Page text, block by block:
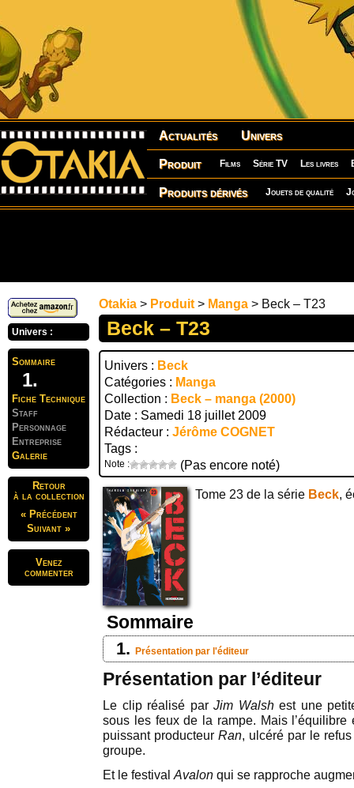
Actualités Univers
Produit Films Série TV Les livres
Produits dérivés Jouets de qualité
Univers :
Sommaire
Fiche Technique
Staff
Personnage
Entreprise
Galerie
Retour
à la collection
« Précédent
Suivant »
Venez
commenter
Otakia > Produit > Manga > Beck – T23
Beck – T23
Univers : Beck
Catégories : Manga
Collection : Beck – manga (2000)
Date : Samedi 18 juillet 2009
Rédacteur : Jérôme COGNET
Tags :
Note : (Pas encore noté)
Tome 23 de la série Beck,
Sommaire
Présentation par l'éditeur
Présentation par l’éditeur
Le clip réalisé par Jim Walshest une
sous les feux de la rampe. Mais
puissant producteur Ran, ulcéré par le
groupe.
Et le festival Avalon qui se rapproche